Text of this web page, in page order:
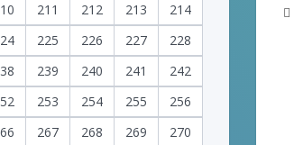
211 212 213
214
225 226 227
228
239 240 241
242
253 254 255
256
267 268 269
270